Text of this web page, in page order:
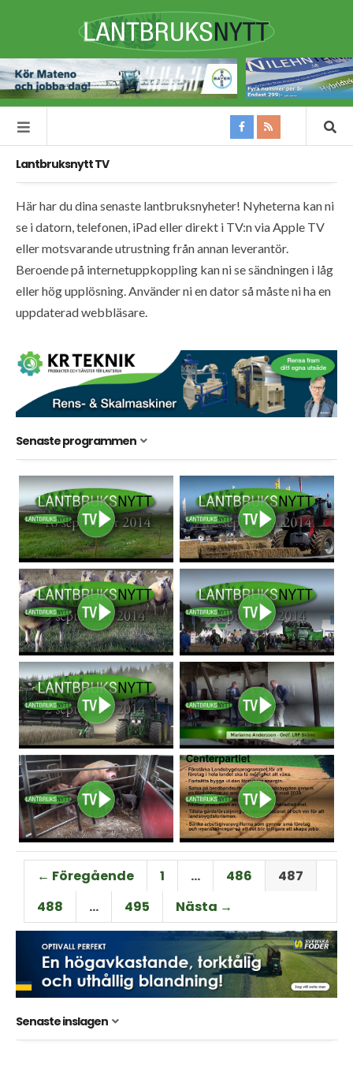
Lantbruksnytt TV
Här har du dina senaste lantbruksnyheter! Nyheterna kan ni
se i datorn, telefonen, iPad eller direkt i TV:n via Apple TV
eller motsvarande utrustning från annan leverantör.
Beroende på internetuppkoppling kan ni se sändningen i låg
eller hög upplösning. Använder ni en dator så måste ni ha en
uppdaterad webbläsare.
Senaste programmen
← Föregående 1 … 486
487
488
… 495 Nästa →
Senaste inslagen